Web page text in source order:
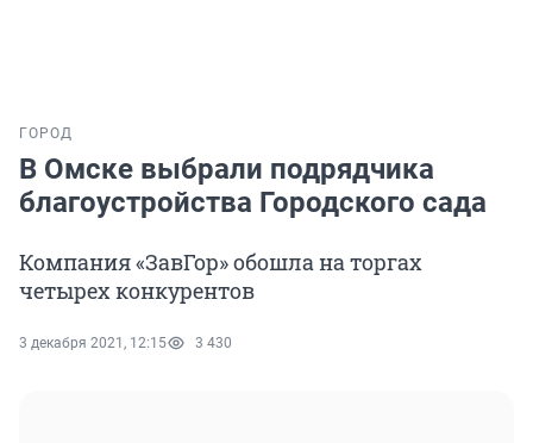
ГОРОД
В Омске выбрали подрядчика
благоустройства Городского сада
Компания «ЗавГор» обошла на торгах
четырех конкурентов
3 декабря 2021, 12:15 3 430